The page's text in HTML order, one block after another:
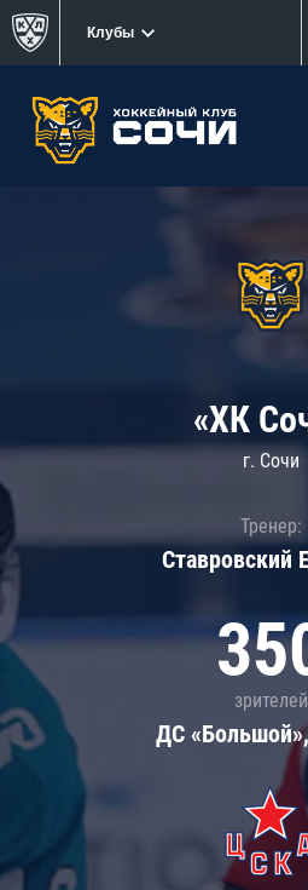
Клубы
«ХК
г. Сочи
Тренер:
Ставровский
зрителей
ДС